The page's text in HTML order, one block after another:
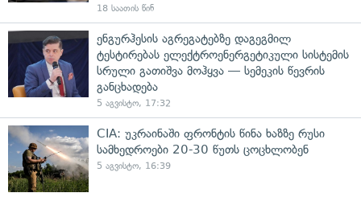
18 საათის წინ
ენგურჰესის აგრეგატებზე დაგეგმილ
ტესტირებას ელექტროენერგეტიკული სისტემის
სრული გათიშვა მოჰყვა — სემეკის წევრის
განცხადება
5 აგვისტო, 17:32
CIA: უკრაინაში ფრონტის წინა ხაზზე რუსი
სამხედროები 20-30 წუთს ცოცხლობენ
5 აგვისტო, 16:39